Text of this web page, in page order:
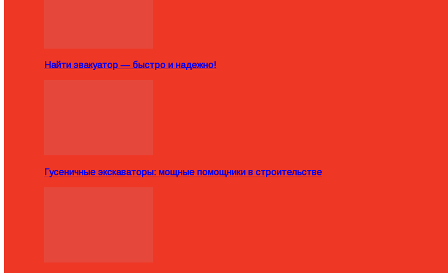
Найти эвакуатор — быстро и надежно!
Гусеничные экскаваторы: мощные помощники в строительстве